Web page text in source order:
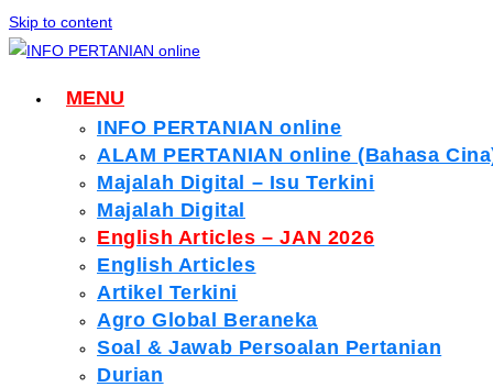
Skip to content
MENU
INFO PERTANIAN online
ALAM PERTANIAN online (Bahasa
Majalah Digital – Isu Terkini
Majalah Digital
English Articles – JAN 2026
English Articles
Artikel Terkini
Agro Global Beraneka
Soal & Jawab Persoalan Pertanian
Durian